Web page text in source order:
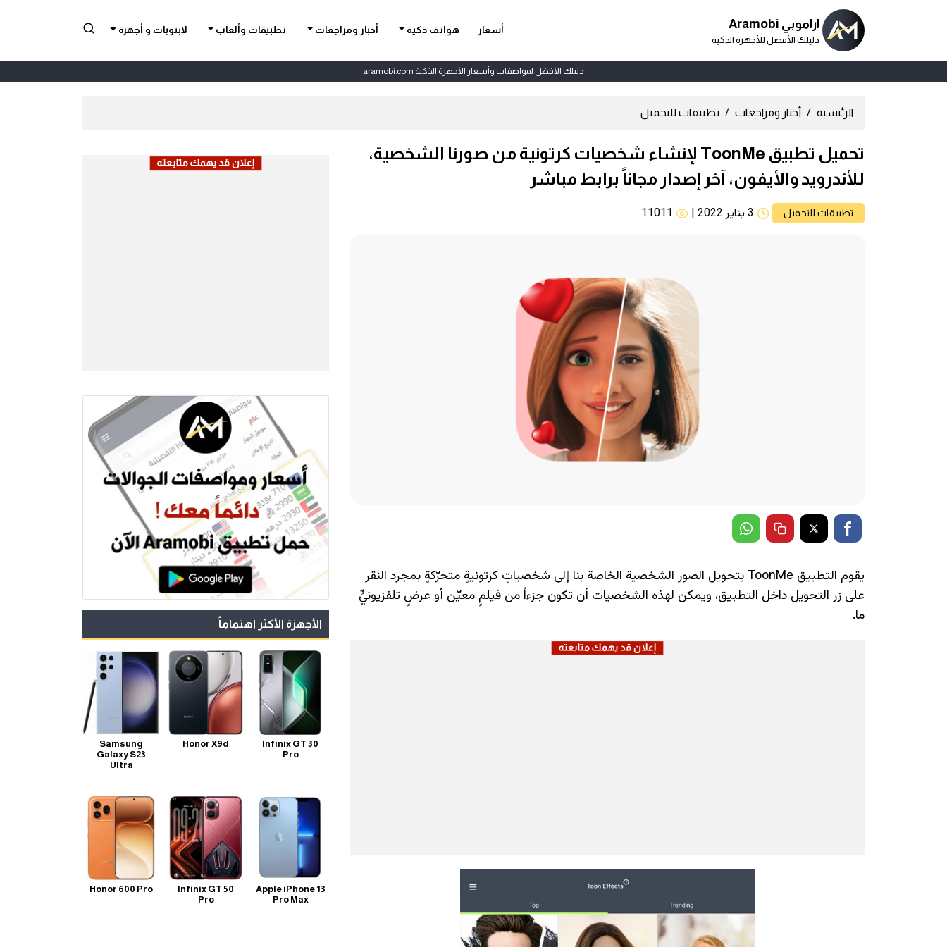
اراموبي Aramobi
دليلك الأفضل للأجهزة الذكية
أسعار هواتف ذكية أخبار ومراجعات تطبيقات وألعاب لابتوبات و أجهزة
دليلك الأفضل لمواصفات وأسعار الأجهزة الذكية aramobi.com
الرئيسية أخبار ومراجعات تطبيقات للتحميل
تحميل تطبيق ToonMe لإنشاء شخصيات كرتونية من صورنا الشخصية،
للأندرويد والأيفون، آخر إصدار مجاناً برابط مباشر
تطبيقات للتحميل 3 يناير 2022 |
11011
يقوم التطبيق ToonMe بتحويل الصور الشخصية الخاصة بنا إلى شخصياتٍ كرتونيةٍ متحرّكةٍ بمجرد النقر
على زر التحويل داخل التطبيق، ويمكن لهذه الشخصيات أن تكون جزءاً من فيلمٍ معيّن أو عرضٍ تلفزيونيٍّ
ما.
الأجهزة الأكثر اهتماماً
Infinix GT 30
Pro
Honor X9d
Samsung
Galaxy S23
Ultra
Apple iPhone 13
Pro Max
Infinix GT 50
Pro
Honor 600 Pro